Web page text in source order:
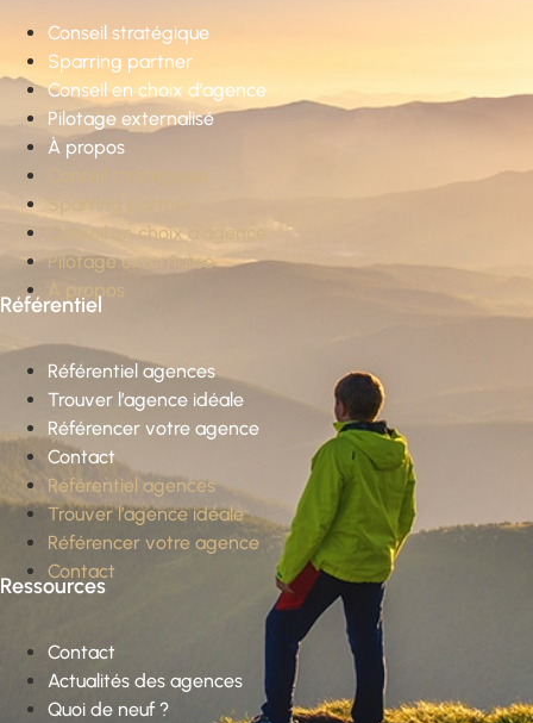
Conseil stratégique
Sparring partner
Conseil en choix d’agence
Pilotage externalisé
À propos
Sparring partner
Conseil en choix d’agence
Pilotage externalisé
À propos
Référentiel
Référentiel agences
Trouver l’agence idéale
Référencer votre agence
Contact
Référentiel agences
Trouver l’agence idéale
Référencer votre agence
Contact
Ressources
Contact
Actualités des agences
Quoi de neuf ?